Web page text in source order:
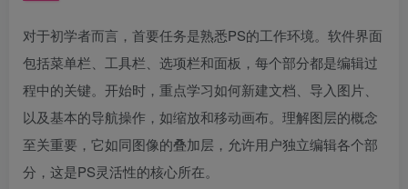
对于初学者而言，首要任务是熟悉PS的工作环境。软件界面
包括菜单栏、工具栏、选项栏和面板，每个部分都是编辑过
程中的关键。开始时，重点学习如何新建文档、导入图片、
以及基本的导航操作，如缩放和移动画布。理解图层的概念
至关重要，它如同图像的叠加层，允许用户独立编辑各个部
分，这是PS灵活性的核心所在。